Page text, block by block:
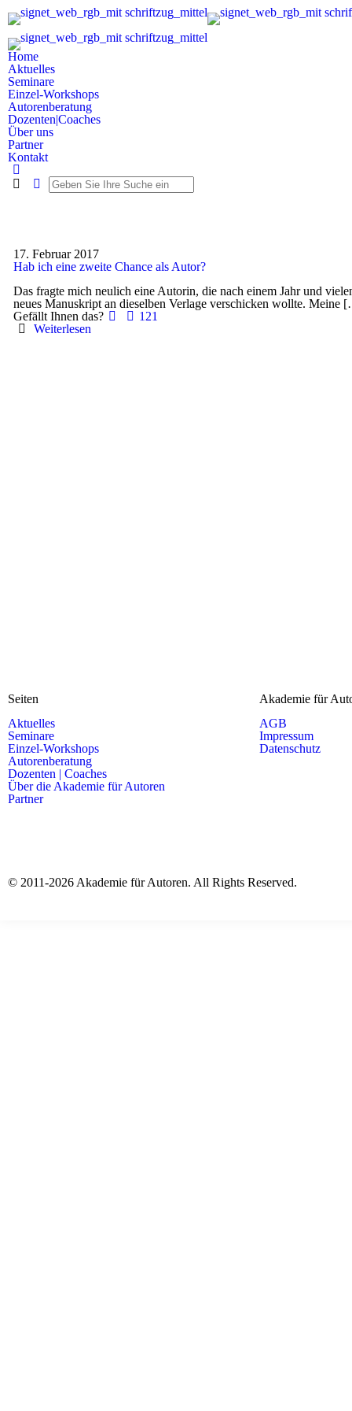
Home
Aktuelles
Seminare
Einzel-Workshops
Autorenberatung
Dozenten|Coaches
Über uns
Partner
Kontakt
17. Februar 2017
Hab ich eine zweite Chance als Autor?
Das fragte mich neulich eine Autorin, die nach einem Jahr und
neues Manuskript an dieselben Verlage verschicken wollte. Meine
Gefällt Ihnen das?
121
Weiterlesen
Seiten
Aktuelles
Seminare
Einzel-Workshops
Autorenberatung
Dozenten | Coaches
Über die Akademie für Autoren
Partner
Akademie für
AGB
Impressum
Datenschutz
© 2011-2026 Akademie für Autoren. All Rights Reserved.